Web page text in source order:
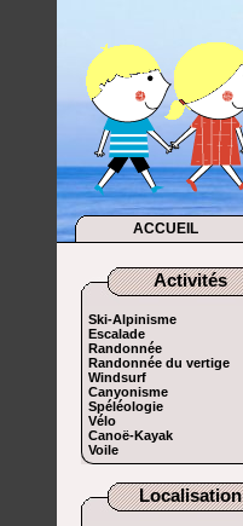
ACCUEIL
Activités
Ski-Alpinisme
Escalade
Randonnée
Randonnée du vertige
Windsurf
Canyonisme
Spéléologie
Vélo
Canoë-Kayak
Voile
Localisation